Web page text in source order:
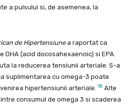
a pulsului si, de asemenea, la
de Hipertensiunea raportat ca
DHA (acid docosahexaenoic) si EPA
la reducerea tensiunii arteriale. S-a
suplimentarea cu omega-3 poate
hipertensiunii arteriale.
18 Alte
consumul de omega 3 si scaderea